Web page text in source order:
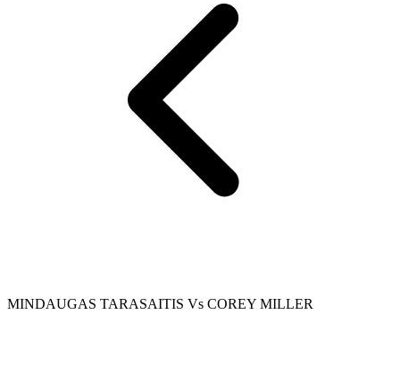
MINDAUGAS TARASAITIS Vs COREY MILLER